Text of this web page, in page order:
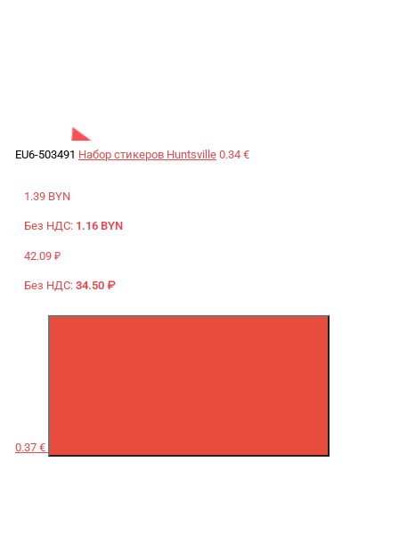
EU6-503491 Набор стикеров Huntsville 0.34 €
1.39 BYN
Без НДС: 1.16 BYN
42.09 ₽
Без НДС: 34.50 ₽
0.37 €